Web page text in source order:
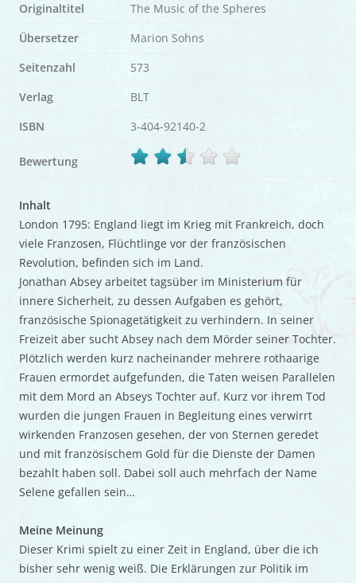
Originaltitel
The Music of the Spheres
Übersetzer
Marion Sohns
Seitenzahl
573
Verlag
BLT
ISBN
3-404-92140-2
Bewertung
Inhalt
London 1795: England liegt im Krieg mit Frankreich, doch
viele Franzosen, Flüchtlinge vor der französischen
Revolution, befinden sich im Land.
Jonathan Absey arbeitet tagsüber im Ministerium für
innere Sicherheit, zu dessen Aufgaben es gehört,
französische Spionagetätigkeit zu verhindern. In seiner
Freizeit aber sucht Absey nach dem Mörder seiner Tochter.
Plötzlich werden kurz nacheinander mehrere rothaarige
Frauen ermordet aufgefunden, die Taten weisen Parallelen
mit dem Mord an Abseys Tochter auf. Kurz vor ihrem Tod
wurden die jungen Frauen in Begleitung eines verwirrt
wirkenden Franzosen gesehen, der von Sternen geredet
und mit französischem Gold für die Dienste der Damen
bezahlt haben soll. Dabei soll auch mehrfach der Name
Selene gefallen sein…
Meine Meinung
Dieser Krimi spielt zu einer Zeit in England, über die ich
bisher sehr wenig weiß. Die Erklärungen zur Politik im